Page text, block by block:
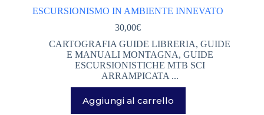
PARCO MONTI SIBILLINI E DINTORNI(39)
(11)
ESCURSIONISMO IN AMBIENTE INNEVATO
30,00€
CARTOGRAFIA GUIDE LIBRERIA,GUIDE
E MANUALI MONTAGNA, GUIDE
ESCURSIONISTICHE MTB SCI
ARRAMPICATA ...
Aggiungi al carrello